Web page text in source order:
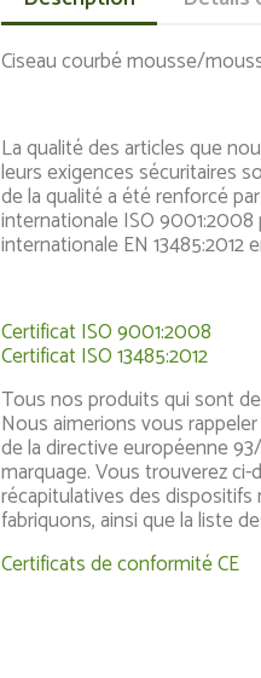
Ciseau courbé mousse/
La qualité des articles que
leurs exigences sécuritaires
de la qualité a été renforcé
internationale ISO
internationale EN
Certificat ISO 9001:2008
Certificat ISO 13485:2012
Tous nos produits qui sont
Nous aimerions vous
de la directive européenne
marquage. Vous trouverez
récapitulatives des
fabriquons, ainsi que la
Certificats de conformité CE